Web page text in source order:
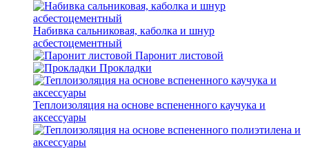
Набивка сальниковая, каболка и шнур
асбестоцементный
Паронит листовой
Прокладки
Теплоизоляция на основе вспененного каучука и
аксессуары